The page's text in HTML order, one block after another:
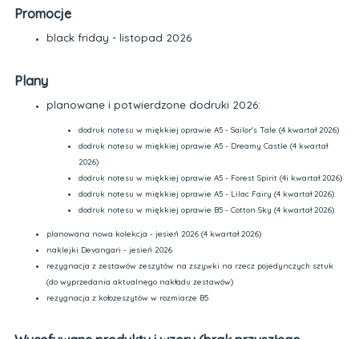
Promocje
black friday - listopad 2026
Plany
planowane i potwierdzone dodruki 2026:
dodruk notesu w miękkiej oprawie A5 - Sailor's Tale (4 kwartał 2026)
dodruk notesu w miękkiej oprawie A5 - Dreamy Castle (4 kwartał
2026)
dodruk notesu w miękkiej oprawie A5 - Forest Spirit (4i kwartał 2026)
dodruk notesu w miękkiej oprawie A5 - Lilac Fairy (4 kwartał 2026)
dodruk notesu w miękkiej oprawie B5 - Cotton Sky (4 kwartał 2026)
planowana nowa kolekcja - jesień 2026 (4 kwartał 2026)
naklejki Devangari - jesień 2026
rezygnacja z zestawów zeszytów na zszywki na rzecz pojedynczych sztuk
(do wyprzedania aktualnego nakładu zestawów)
rezygnacja z kołozeszytów w rozmiarze B5